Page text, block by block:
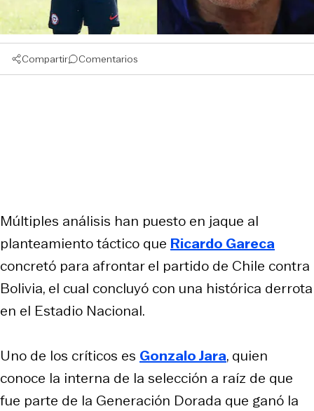
Compartir Comentarios
Múltiples análisis han puesto en jaque al
planteamiento táctico que Ricardo Gareca
concretó para afrontar el partido de Chile contra
Bolivia, el cual concluyó con una histórica derrota
en el Estadio Nacional.
Uno de los críticos es Gonzalo Jara, quien
conoce la interna de la selección a raíz de que
fue parte de la Generación Dorada que ganó la